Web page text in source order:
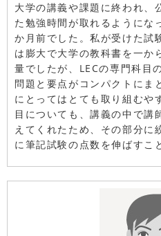
大学の講義や課題に終われ、
た勉強時間が取れるようにな
か月前でした。私が受けた試
は膨大で大学の教科書を一か
量でしたが、LECの専門科目
問題と要点がコンパクトにま
にとってはとても取り組むや
目についても、講義の中で講
えてくれたため、その部分に
に筆記試験の点数を伸ばすこ